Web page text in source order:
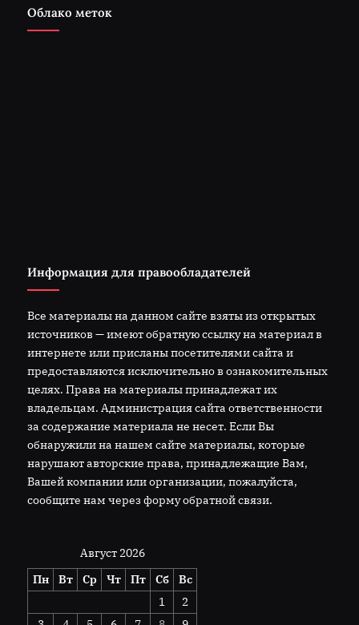
Облако меток
Информация для правообладателей
Все материалы на данном сайте взяты из открытых
источников — имеют обратную ссылку на материал в
интернете или присланы посетителями сайта и
предоставляются исключительно в ознакомительных
целях. Права на материалы принадлежат их
владельцам. Администрация сайта ответственности
за содержание материала не несет. Если Вы
обнаружили на нашем сайте материалы, которые
нарушают авторские права, принадлежащие Вам,
Вашей компании или организации, пожалуйста,
сообщите нам через форму обратной связи.
Август 2026
Пн
Вт Ср Чт Пт Сб
Вс
1
2